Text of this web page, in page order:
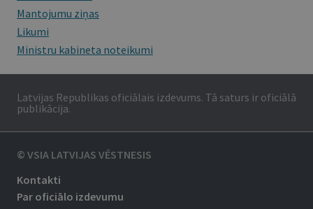
Mantojumu ziņas
Likumi
Ministru kabineta noteikumi
Latvijas Republikas oficiālais izdevums. Tā saturs ir oficiālā
publikācija.
© VSIA LATVIJAS VĒSTNESIS
Kontakti
Par oficiālo izdevumu